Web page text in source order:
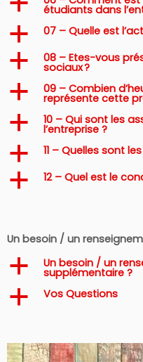
étudiants dans
a 07 – Quelle est
a 08 – Etes-vous
sociaux ?
a 09 – Combien
représente cette
a 10 – Qui sont les
l’entreprise ?
a 11 – Quelles sont
a 12 – Quel est le
Un besoin / un
a Un besoin / un
supplémentaire ?
a Vos Questions